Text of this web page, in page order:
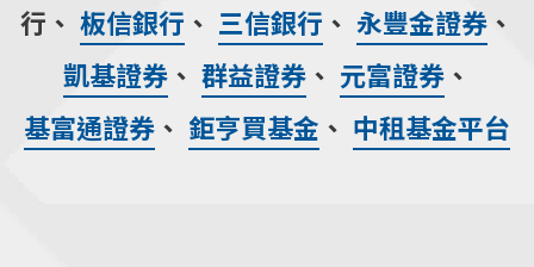
行、 板信銀行 、 三信銀行 、 永豐金證券 、
凱基證券 、 群益證券 、 元富證券 、
基富通證券 、 鉅亨買基金 、 中租基金平台